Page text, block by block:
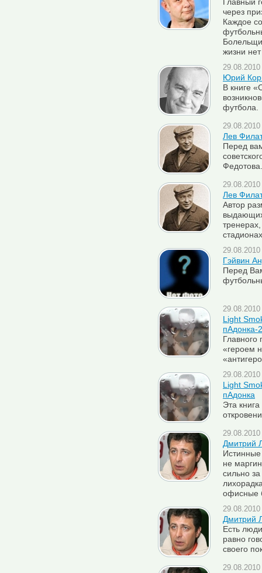
Главный
через
Каждое
жизни
Юрий
В книге
футбола.
Лев
Перед
Федотова.
Лев
Автор
Гэйвин
Перед
Light
пАдонка-2
«героем
Light
пАдонка
Эта
Дмитрий
не
сильно
офисные
Дмитрий
Есть
равно
своего